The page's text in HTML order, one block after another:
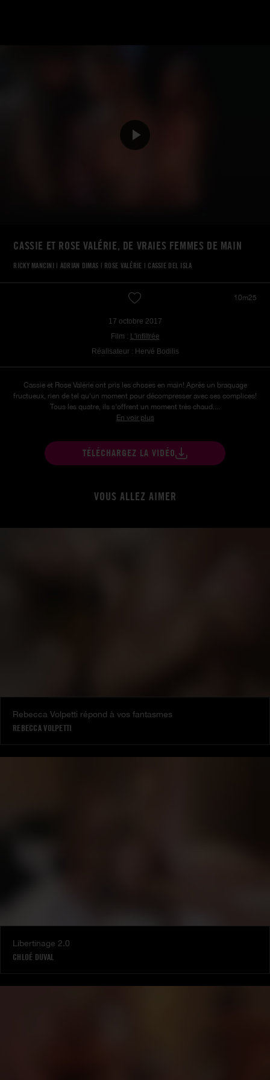
CASSIE ET ROSE VALÉRIE, DE VRAIES FEMMES DE MAIN
RICKY MANCINI | ADRIAN DIMAS | ROSE VALÉRIE | CASSIE DEL ISLA
10m25
17 octobre 2017
Film : L'infiltrée
Réalisateur : Hervé Bodilis
Cassie et Rose Valérie ont pris les choses en main! Après un braquage
fructueux, rien de tel qu'un moment pour décompresser avec ses complices!
Tous les quatre, ils s'offrent un moment très chaud....
En voir plus
TÉLÉCHARGEZ LA VIDÉO
VOUS ALLEZ AIMER
Rebecca Volpetti répond à vos fantasmes
REBECCA VOLPETTI
Libertinage 2.0
CHLOÉ DUVAL